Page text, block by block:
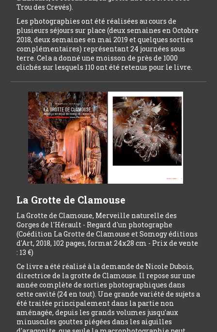
Trou des Crevés).
Les photographies ont été réalisées au cours de
plusieurs séjours sur place (deux semaines en Octobre
2018, deux semaines en mai 2019 et quelques sorties
complémentaires) représentant 24 journées sous
terre. Cela a donné une moisson de près de 1000
clichés sur lesquels 110 ont été retenus pour le livre.
La Grotte de Clamouse
La Grotte de Clamouse, Merveille naturelle des
Gorges de l'Hérault - Regard d'un photographe
(Coédition La Grotte de Clamouse et Somogy éditions
d'Art, 2018, 102 pages, format 24x28 cm - Prix de vente
: 13 €)
Ce livre a été réalisé à la demande de Nicole Dubois,
directrice de la grotte de Clamouse. Il repose sur une
année complète de sorties photographiques dans
cette cavité (24 en tout). Une grande variété de sujets a
été traitée principalement dans la partie non
aménagée, depuis les grands volumes jusqu'aux
minuscules gouttes piégées dans les aiguilles